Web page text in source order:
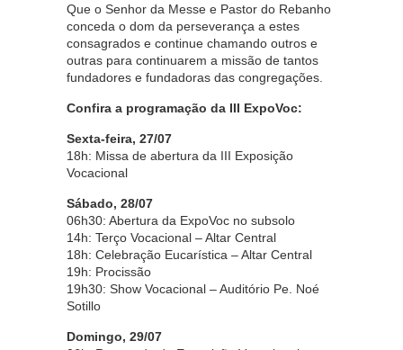
Que o Senhor da Messe e Pastor do Rebanho
conceda o dom da perseverança a estes
consagrados e continue chamando outros e
outras para continuarem a missão de tantos
fundadores e fundadoras das congregações.
Confira a programação da III ExpoVoc:
Sexta-feira, 27/07
18h: Missa de abertura da III Exposição
Vocacional
Sábado, 28/07
06h30: Abertura da ExpoVoc no subsolo
14h: Terço Vocacional – Altar Central
18h: Celebração Eucarística – Altar Central
19h: Procissão
19h30: Show Vocacional – Auditório Pe. Noé
Sotillo
Domingo, 29/07